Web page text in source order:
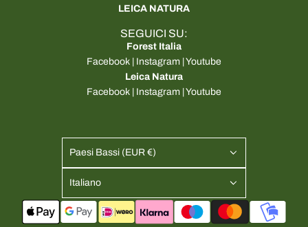
LEICA NATURA
SEGUICI SU:
Forest Italia
Facebook | Instagram |Youtube
Leica Natura
Facebook | Instagram |Youtube
Paesi Bassi (EUR €)
Italiano